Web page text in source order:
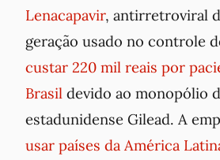
Lenacapavir, antirretroviral
geração usado no controle
custar 220 mil reais por
Brasil devido ao monopólio
estadunidense Gilead. A
usar países da América